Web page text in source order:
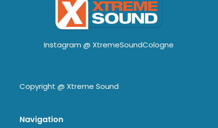
Instagram @ XtremeSoundCologne
Copyright @ Xtreme Sound
Navigation